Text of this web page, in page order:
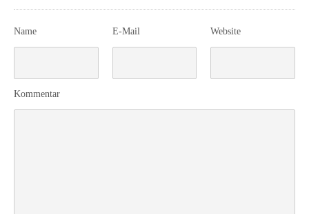
Name E-Mail Website
Kommentar